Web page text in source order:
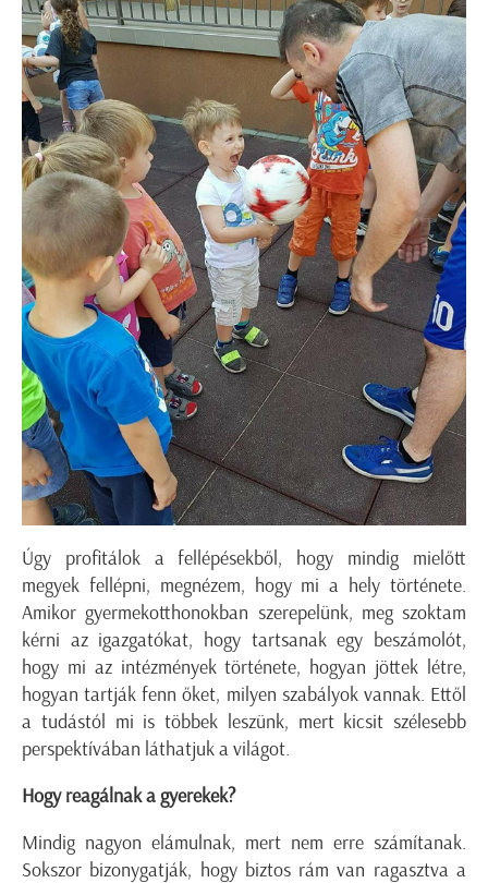
Úgy profitálok a fellépésekből, hogy mindig mielőtt
megyek fellépni, megnézem, hogy mi a hely története.
Amikor gyermekotthonokban szerepelünk, meg szoktam
kérni az igazgatókat, hogy tartsanak egy beszámolót,
hogy mi az intézmények története, hogyan jöttek létre,
hogyan tartják fenn őket, milyen szabályok vannak. Ettől
a tudástól mi is többek leszünk, mert kicsit szélesebb
perspektívában láthatjuk a világot.
Hogy reagálnak a gyerekek?
Mindig nagyon elámulnak, mert nem erre számítanak.
Sokszor bizonygatják, hogy biztos rám van ragasztva a